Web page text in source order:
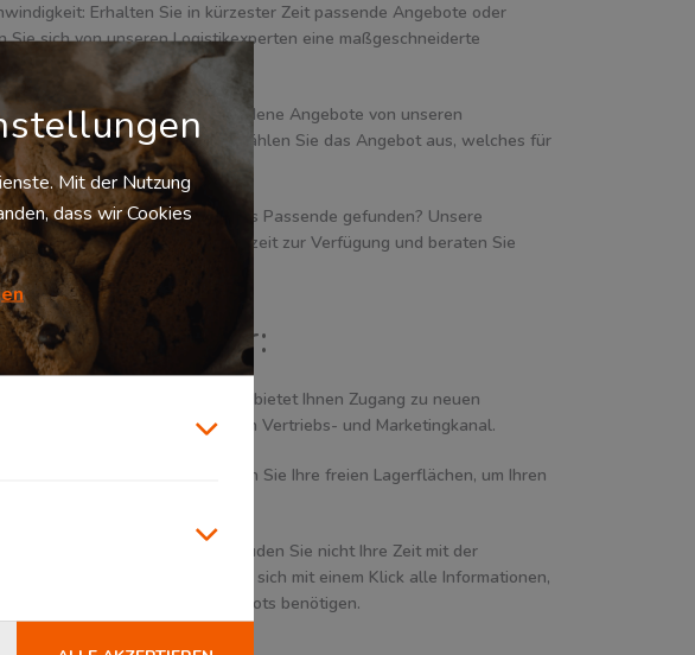
Erhalten Sie in kürzester Zeit passende Angebote oder
Sie sich von unseren Logistikexperten eine maßgeschneiderte
erstellen.
Vergleichen Sie verschiedene Angebote von unseren
Logistikdienstleistern. Wählen Sie das Angebot aus, welches für
am besten passt.
Knowhow: Haben Sie nicht das Passende gefunden? Unsere
stehen Ihnen zu jederzeit zur Verfügung und beraten Sie
für Anbieter:
Sie Ihr Netzwerk: Logivisor bietet Ihnen Zugang zu neuen
und einen zusätzlichen Vertriebs- und Marketingkanal.
Sie Ihre Auslastung: Nutzen Sie Ihre freien Lagerflächen, um Ihren
Sie qualifizierte Leads: Vergeuden Sie nicht Ihre Zeit mit der
von Anfragen. Holen Sie sich mit einem Klick alle Informationen,
für die Platzierung eines Angebots benötigen.
Mit der Nutzung
dass wir Cookies